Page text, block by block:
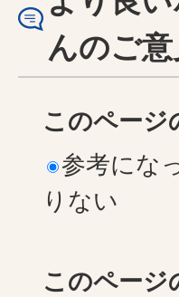
んのご
このページ
参考にな
りない
このページ